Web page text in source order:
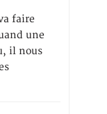
faire
une
il nous